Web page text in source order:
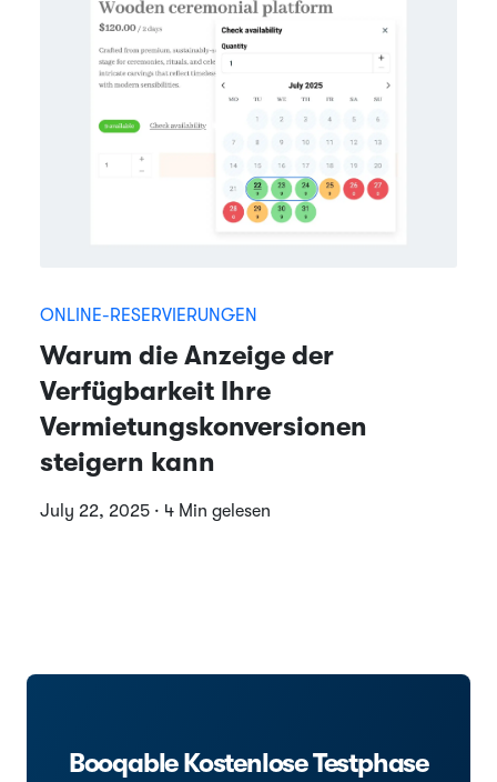
ONLINE-RESERVIERUNGEN
Warum die Anzeige der
Verfügbarkeit Ihre
Vermietungskonversionen
steigern kann
July 22, 2025 · 4 Min gelesen
Booqable Kostenlose Testphase